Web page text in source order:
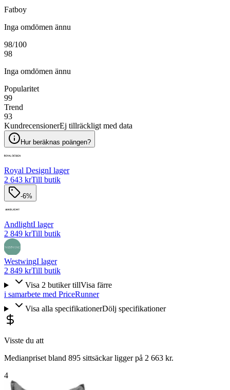
Fatboy
Inga omdömen ännu
98/100
98
Inga omdömen ännu
Popularitet
99
Trend
93
KundrecensionerEj tillräckligt med data
Hur beräknas poängen?
Royal DesignI lager
2 643 krTill butik
-6%
AndlightI lager
2 849 krTill butik
WestwingI lager
2 849 krTill butik
Visa 2 butiker tillVisa färre
i samarbete med PriceRunner
Visa alla specifikationerDölj specifikationer
Visste du att
Medianpriset bland 895 sittsäckar ligger på 2 663 kr.
4